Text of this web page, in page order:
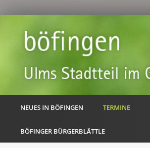
NEUES IN BÖFINGEN TERMINE
BÖFINGER BÜRGERBLÄTTLE